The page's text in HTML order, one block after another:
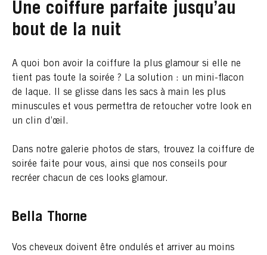
Une coiffure parfaite jusqu’au
bout de la nuit
A quoi bon avoir la coiffure la plus glamour si elle ne
tient pas toute la soirée ? La solution : un mini-flacon
de laque. Il se glisse dans les sacs à main les plus
minuscules et vous permettra de retoucher votre look en
un clin d’œil.
Dans notre galerie photos de stars, trouvez la coiffure de
soirée faite pour vous, ainsi que nos conseils pour
recréer chacun de ces looks glamour.
Bella Thorne
Vos cheveux doivent être ondulés et arriver au moins